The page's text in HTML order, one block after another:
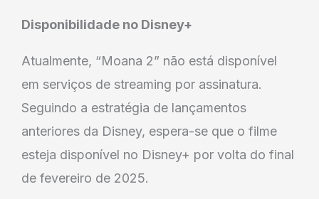
Disponibilidade no Disney+
Atualmente, “Moana 2” não está disponível
em serviços de streaming por assinatura.
Seguindo a estratégia de lançamentos
anteriores da Disney, espera-se que o filme
esteja disponível no Disney+ por volta do final
de fevereiro de 2025.